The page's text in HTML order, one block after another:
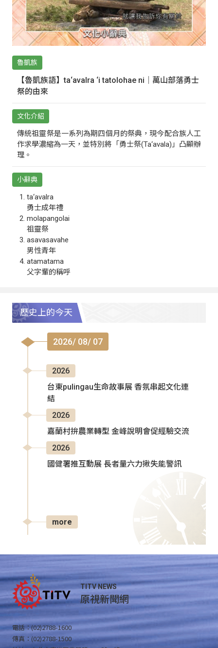
魯凱族
【魯凱族語】ta‘avalra ‘i tatolohae ni｜萬山部落勇士
祭的由來
文化介紹
傳統祖靈祭是一系列為期四個月的祭典，現今配合族人工
作求學濃縮為一天，並特別將「勇士祭(Ta‘avala)」凸顯辦
理。
小辭典
ta‘avalra
勇士成年禮
molapangolai
祖靈祭
asavasavahe
男性青年
atamatama
父字輩的稱呼
歷史上的今天
2026/ 08/ 07
2026
台東pulingau生命故事展 香氛串起文化連
結
2026
嘉蘭村拚農業轉型 金峰說明會促經驗交流
2026
國健署推互動展 長者量六力揪失能警訊
more
TITV NEWS
原視新聞網
電話：(02)2788-1600
傳真：(02)2788-1500